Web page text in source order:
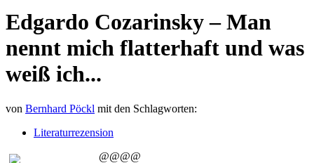
Edgardo Cozarinsky – Man
nennt mich flatterhaft und was
weiß ich...
von Bernhard Pöckl mit den Schlagworten:
Literaturrezension
@@@@